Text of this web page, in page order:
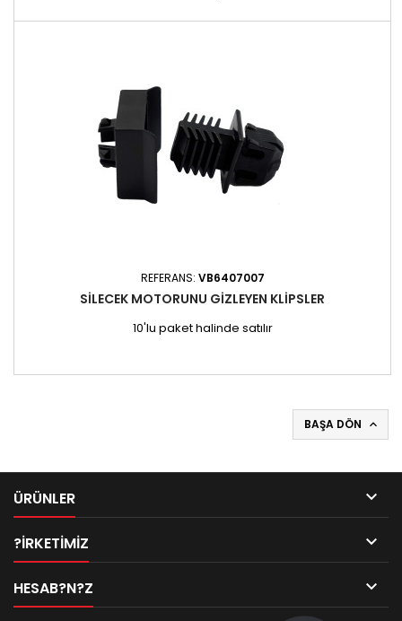
REFERANS: VB6407007
SILECEK MOTORUNU GIZLEYEN KLIPSLER
10'lu paket halinde satılır
BAŞA DÖN 
ÜRÜNLER 
?IRKETIMIZ 
HESAB?N?Z 